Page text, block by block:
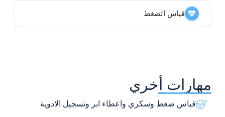
قياس الضغط
مهارات أخري
قباس ضغط وسكري واعطاء ابر وتسجيل الادوية